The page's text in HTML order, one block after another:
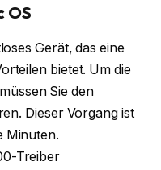
OS
Gerät, das eine
bietet. Um die
Sie den
Dieser Vorgang ist
Minuten.
Treiber